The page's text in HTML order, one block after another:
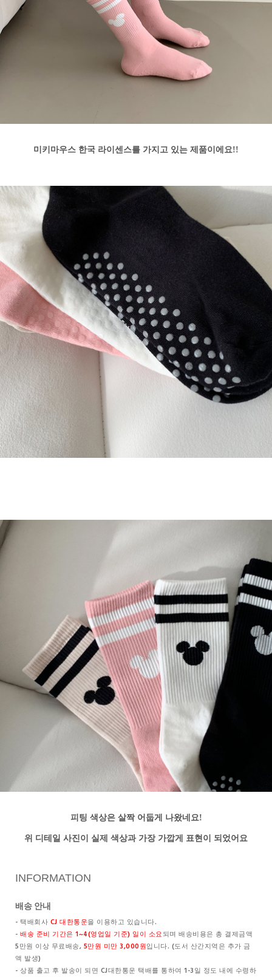
미키마우스 한국 라이센스를 가지고 있는 제품이에요!!
피팅 색상은 살짝 어둡게 나왔네요!
위 디테일 사진이 실제 색상과 가장 가깝게 표현이 되었어요
INFORMATION
배송 안내
- 택배회사 CJ 대한통운을 이용하고 있습니다.
- 배송 준비 기간은 1~4(영업일 기준) 일이 소요 되며 배송비용은 총 결제금액
5만원 이상 무료배송, 5만원 미만 3,000원입니다. (도서 산간지역은 추가 금
액 발생)
- 상품 출고 후 발송이 되면 CJ대한통운 택배를 통하여 1-3일 정도 내에 수령하